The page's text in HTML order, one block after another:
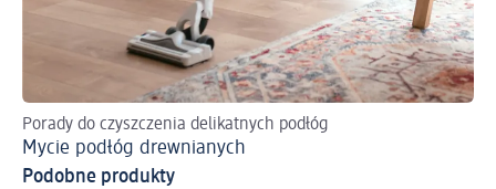
Porady do czyszczenia delikatnych podłóg
Mycie podłóg drewnianych
Podobne produkty